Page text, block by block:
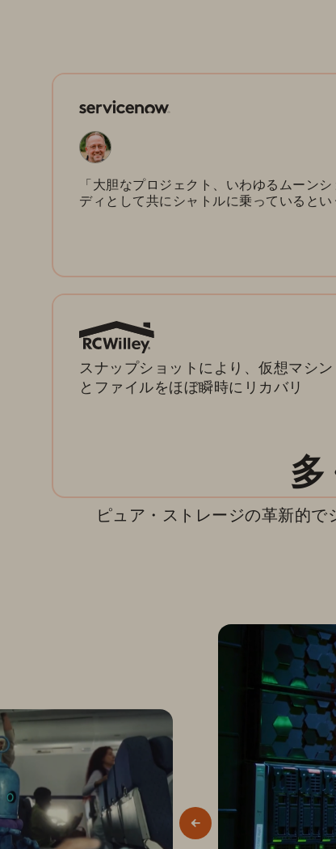
「大胆なプロジェクト、いわゆるムーン
ディとして共にシャトルに乗っているとい
スナップショットにより、仮想マシン
とファイルをほぼ瞬時にリカバリ
ピュア・ストレージの革新的